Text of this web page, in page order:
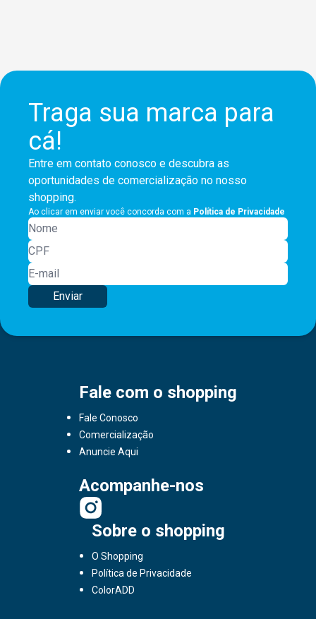
Traga sua marca para
cá!
Entre em contato conosco e descubra as
oportunidades de comercialização no nosso
shopping.
Ao clicar em enviar você concorda com a Política de Privacidade
Enviar
Fale com o shopping
Fale Conosco
Comercialização
Anuncie Aqui
Acompanhe-nos
Sobre o shopping
O Shopping
Política de Privacidade
ColorADD